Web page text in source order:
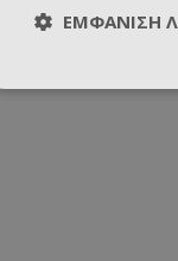
ΕΜΦΆΝΙΣΗ